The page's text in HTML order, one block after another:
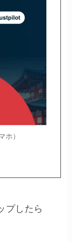
ホ）
プしたら